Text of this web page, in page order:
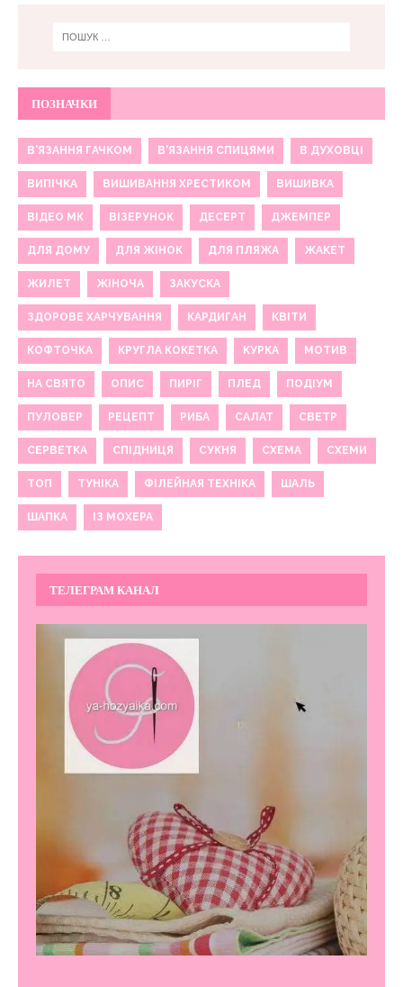
ПОЗНАЧКИ
В'ЯЗАННЯ ГАЧКОМ В'ЯЗАННЯ СПИЦЯМИ В ДУХОВЦІ
ВИПІЧКА ВИШИВАННЯ ХРЕСТИКОМ ВИШИВКА
ВІДЕО МК ВІЗЕРУНОК ДЕСЕРТ ДЖЕМПЕР
ДЛЯ ДОМУ ДЛЯ ЖІНОК ДЛЯ ПЛЯЖА ЖАКЕТ
ЖИЛЕТ ЖІНОЧА ЗАКУСКА
ЗДОРОВЕ ХАРЧУВАННЯ КАРДИГАН КВІТИ
КОФТОЧКА КРУГЛА КОКЕТКА КУРКА МОТИВ
НА СВЯТО ОПИС ПИРІГ ПЛЕД ПОДІУМ
ПУЛОВЕР РЕЦЕПТ РИБА САЛАТ СВЕТР
СЕРВЕТКА СПІДНИЦЯ СУКНЯ СХЕМА СХЕМИ
ТОП ТУНІКА ФІЛЕЙНАЯ ТЕХНІКА ШАЛЬ
ШАПКА ІЗ МОХЕРА
ТЕЛЕГРАМ КАНАЛ